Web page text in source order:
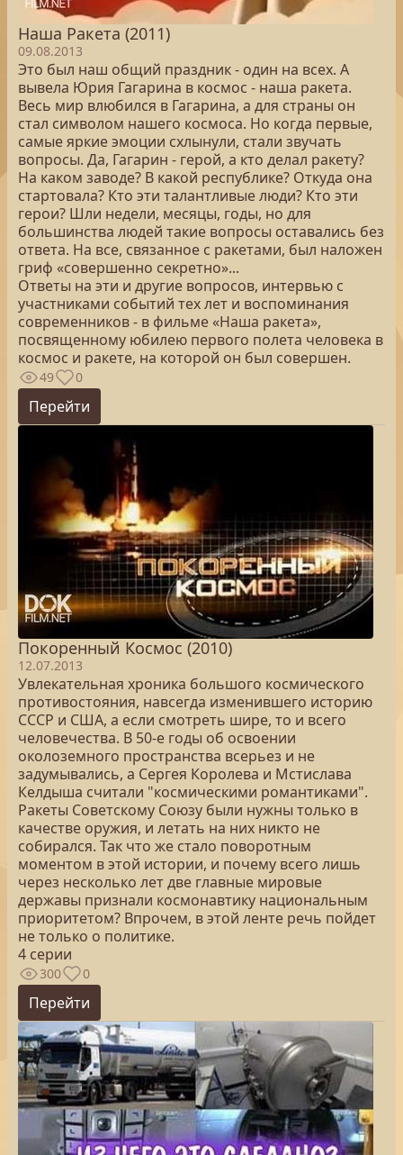
Наша Ракета (2011)
09.08.2013
Это был наш общий праздник - один на всех. А
вывела Юрия Гагарина в космос - наша ракета.
Весь мир влюбился в Гагарина, а для страны он
стал символом нашего космоса. Но когда первые,
самые яркие эмоции схлынули, стали звучать
вопросы. Да, Гагарин - герой, а кто делал ракету?
На каком заводе? В какой республике? Откуда она
стартовала? Кто эти талантливые люди? Кто эти
герои? Шли недели, месяцы, годы, но для
большинства людей такие вопросы оставались без
ответа. На все, связанное с ракетами, был наложен
гриф «совершенно секретно»...
Ответы на эти и другие вопросов, интервью с
участниками событий тех лет и воспоминания
современников - в фильме «Наша ракета»,
посвященному юбилею первого полета человека в
космос и ракете, на которой он был совершен.
49 0
Перейти
Покоренный Космос (2010)
12.07.2013
Увлекательная хроника большого космического
противостояния, навсегда изменившего историю
СССР и США, а если смотреть шире, то и всего
человечества. В 50-е годы об освоении
околоземного пространства всерьез и не
задумывались, а Сергея Королева и Мстислава
Келдыша считали "космическими романтиками".
Ракеты Советскому Союзу были нужны только в
качестве оружия, и летать на них никто не
собирался. Так что же стало поворотным
моментом в этой истории, и почему всего лишь
через несколько лет две главные мировые
державы признали космонавтику национальным
приоритетом? Впрочем, в этой ленте речь пойдет
не только о политике.
4 серии
300 0
Перейти